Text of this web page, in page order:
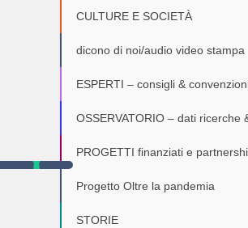
CULTURE E SOCIETÀ
dicono di noi/audio video stampa
ESPERTI – consigli &
OSSERVATORIO – dati ricerche
PROGETTI finanziati e
Progetto Oltre la pandemia
STORIE